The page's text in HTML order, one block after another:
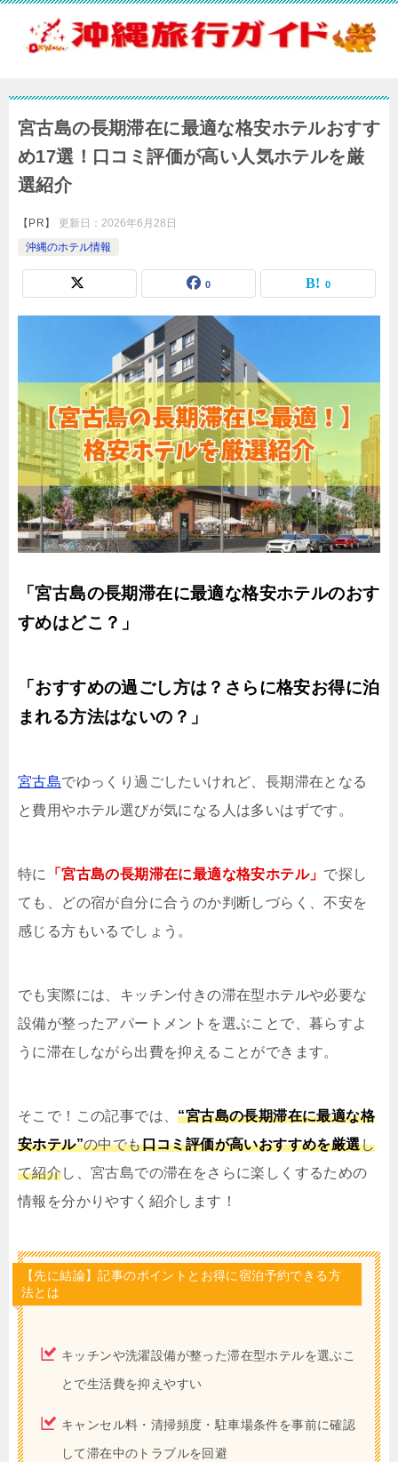
宮古島の長期滞在に最適な格安ホテルおすす
め17選！口コミ評価が高い人気ホテルを厳
選紹介
【PR】 更新日： 2026年6月28日
沖縄のホテル情報
0 0
「宮古島の長期滞在に最適な格安ホテルのおす
すめはどこ？」
「おすすめの過ごし方は？さらに格安お得に泊
まれる方法はないの？」
宮古島でゆっくり過ごしたいけれど、長期滞在となる
と費用やホテル選びが気になる人は多いはずです。
特に 「宮古島の長期滞在に最適な格安ホテル」 で探し
ても、どの宿が自分に合うのか判断しづらく、不安を
感じる方もいるでしょう。
でも実際には、キッチン付きの滞在型ホテルや必要な
設備が整ったアパートメントを選ぶことで、暮らすよ
うに滞在しながら出費を抑えることができます。
そこで！この記事では、“宮古島の長期滞在に最適な格
安ホテル”の中でも口コミ評価が高いおすすめを厳選し
て紹介し、宮古島での滞在をさらに楽しくするための
情報を分かりやすく紹介します！
【先に結論】記事のポイントとお得に宿泊予約できる方
法とは
キッチンや洗濯設備が整った滞在型ホテルを選ぶこ
とで生活費を抑えやすい
キャンセル料・清掃頻度・駐車場条件を事前に確認
して滞在中のトラブルを回避